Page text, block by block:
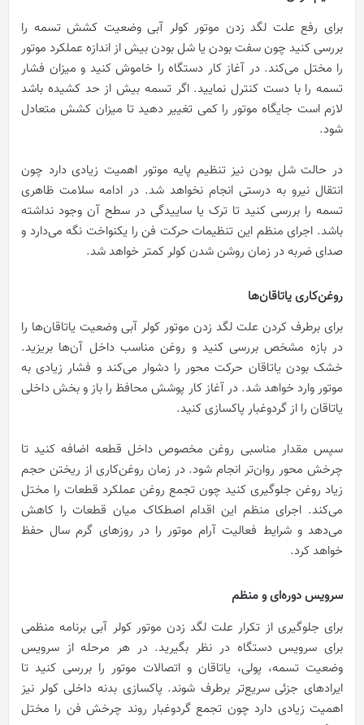
برای رفع علت لگد زدن موتور کولر آبی وضعیت کشش تسمه را
بررسی کنید چون سفت بودن یا شل بودن بیش از اندازه عملکرد موتور
را مختل می‌کند. در آغاز کار دستگاه را خاموش کنید و میزان فشار
تسمه را با دست کنترل نمایید. اگر تسمه بیش از حد کشیده باشد
لازم است جایگاه موتور را کمی تغییر دهید تا میزان کشش متعادل
شود.
در حالت شل بودن نیز تنظیم پایه موتور اهمیت زیادی دارد چون
انتقال نیرو به درستی انجام نخواهد شد. در ادامه سلامت ظاهری
تسمه را بررسی کنید تا ترک یا ساییدگی در سطح آن وجود نداشته
باشد. اجرای منظم این تنظیمات حرکت فن را یکنواخت نگه می‌دارد و
صدای ضربه در زمان روشن شدن کولر کمتر خواهد شد.
روغن‌کاری یاتاقان‌ها
برای برطرف کردن علت لگد زدن موتور کولر آبی وضعیت یاتاقان‌ها را
در بازه مشخص بررسی کنید و روغن مناسب داخل آن‌ها بریزید.
خشک بودن یاتاقان حرکت محور را دشوار می‌کند و فشار زیادی به
موتور وارد خواهد شد. در آغاز کار پوشش محافظ را باز و بخش داخلی
یاتاقان را از گردوغبار پاکسازی کنید.
سپس مقدار مناسبی روغن مخصوص داخل قطعه اضافه کنید تا
چرخش محور روان‌تر انجام شود. در زمان روغن‌کاری از ریختن حجم
زیاد روغن جلوگیری کنید چون تجمع روغن عملکرد قطعات را مختل
می‌کند. اجرای منظم این اقدام اصطکاک میان قطعات را کاهش
می‌دهد و شرایط فعالیت آرام موتور را در روزهای گرم سال حفظ
خواهد کرد.
سرویس دوره‌ای و منظم
برای جلوگیری از تکرار علت لگد زدن موتور کولر آبی برنامه منظمی
برای سرویس دستگاه در نظر بگیرید. در هر مرحله از سرویس
وضعیت تسمه، پولی، یاتاقان و اتصالات موتور را بررسی کنید تا
ایرادهای جزئی سریع‌تر برطرف شوند. پاکسازی بدنه داخلی کولر نیز
اهمیت زیادی دارد چون تجمع گردوغبار روند چرخش فن را مختل